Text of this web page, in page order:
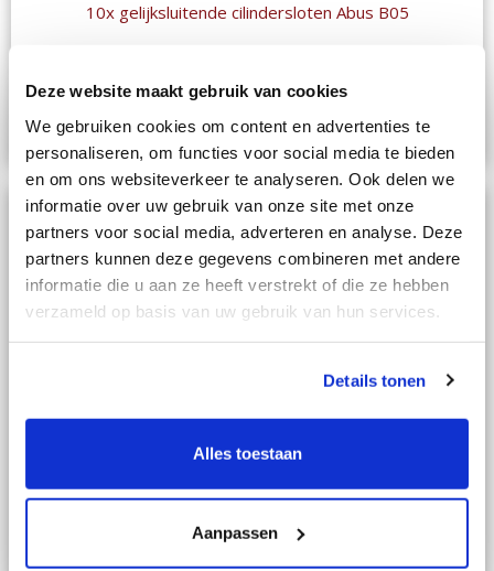
Deze website maakt gebruik van cookies
We gebruiken cookies om content en advertenties te
personaliseren, om functies voor social media te bieden
en om ons websiteverkeer te analyseren. Ook delen we
informatie over uw gebruik van onze site met onze
partners voor social media, adverteren en analyse. Deze
partners kunnen deze gegevens combineren met andere
informatie die u aan ze heeft verstrekt of die ze hebben
verzameld op basis van uw gebruik van hun services.
Details tonen
Alles toestaan
Aanpassen
10x gelijksluitende cilindersloten Abus B05
Vanaf € 125.00
In Winkelwagen
€ 27,95